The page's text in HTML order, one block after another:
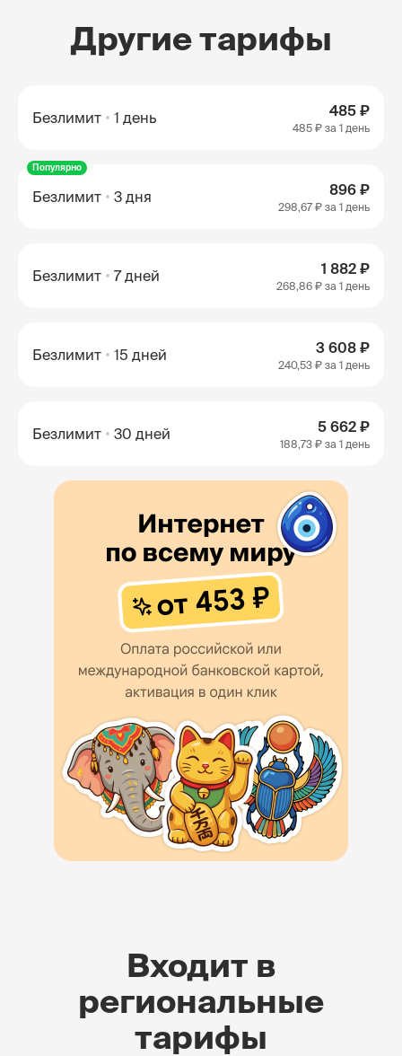
Другие тарифы
Безлимит 1 день 485 ₽
485 ₽ за 1 день
Популярно
Безлимит 3 дня 896 ₽
298,67 ₽ за 1 день
Безлимит 7 дней 1 882 ₽
268,86 ₽ за 1 день
Безлимит 15 дней 3 608 ₽
240,53 ₽ за 1 день
Безлимит 30 дней 5 662 ₽
188,73 ₽ за 1 день
Входит в
региональные
тарифы